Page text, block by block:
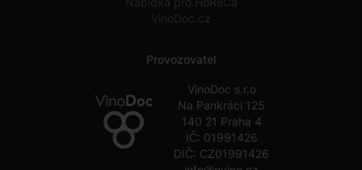
VinoDoc.cz
Provozovatel
VinoDoc s.r.o
Na Pankráci 125
140 21 Praha 4
IČ: 01991426
DIČ: CZ01991426